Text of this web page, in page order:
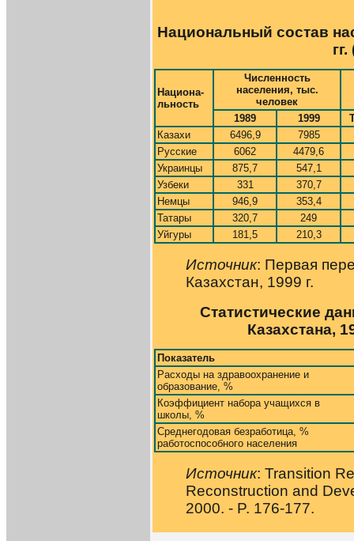
Национальный состав
Национа-
льность
Численность
населения, тыс.
человек
1989
1999
Казахи
6496,9
7985
Русские
6062
4479,6
Украинцы
875,7
547,1
Узбеки
331
370,7
Немцы
946,9
353,4
Татары
320,7
249
Уйгуры
181,5 210,3
Источник: Первая
Казахстан, 1999 г.
Статистические
Казахстана,
Показатель
Расходы на здравоохранение и
образование, %
Коэффициент набора учащихся в
школы, %
Среднегодовая безработица, %
работоспособного населения
Источник: Transition
Reconstruction and
2000. - P. 176-177.